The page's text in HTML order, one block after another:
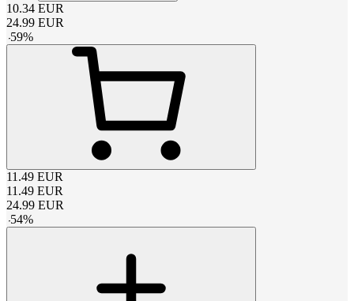
10.34 EUR
24.99 EUR
-59%
11.49 EUR
11.49 EUR
24.99 EUR
-54%